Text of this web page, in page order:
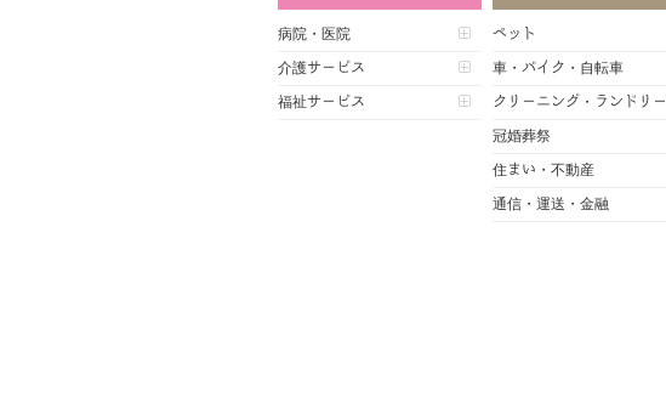
病院・医院
介護サービス
福祉サービス
ペット
車・バイク・自転車
クリーニング・ランドリー
冠婚葬祭
住まい・不動産
通信・運送・金融